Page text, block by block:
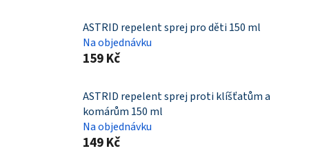
ASTRID repelent sprej pro děti 150 ml
Na objednávku
159 Kč
ASTRID repelent sprej proti klíšťatům a
komárům 150 ml
Na objednávku
149 Kč